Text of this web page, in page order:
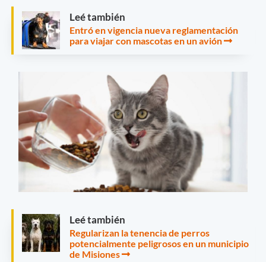
Leé también
Entró en vigencia nueva reglamentación
para viajar con mascotas en un avión
Leé también
Regularizan la tenencia de perros
potencialmente peligrosos en un municipio
de Misiones